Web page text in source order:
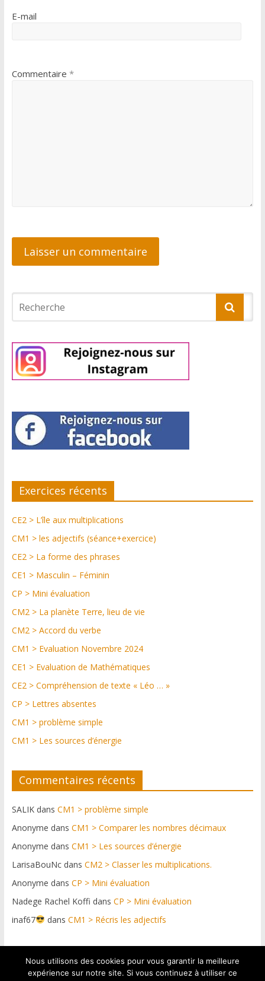
E-mail
Commentaire *
Exercices récents
CE2 > L’île aux multiplications
CM1 > les adjectifs (séance+exercice)
CE2 > La forme des phrases
CE1 > Masculin – Féminin
CP > Mini évaluation
CM2 > La planète Terre, lieu de vie
CM2 > Accord du verbe
CM1 > Evaluation Novembre 2024
CE1 > Evaluation de Mathématiques
CE2 > Compréhension de texte « Léo … »
CP > Lettres absentes
CM1 > problème simple
CM1 > Les sources d’énergie
Commentaires récents
SALIKdans CM1 > problème simple
Anonyme dans CM1 > Comparer les nombres décimaux
Anonyme dans CM1 > Les sources d’énergie
LarisaBouNcdans CM2 > Classer les multiplications.
Anonyme dans CP > Mini évaluation
Nadege Rachel Koffi dans CP > Mini évaluation
inaf67
dans CM1 > Récris les adjectifs
Plateforme web conçue par https://netdif.fr & graphismes
Nous utilisons des cookies pour vous garantir la meilleure
expérience sur notre site. Si vous continuez à utiliser ce